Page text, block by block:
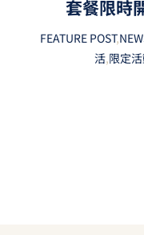
套餐限時
FEATURE POST,
活,限定